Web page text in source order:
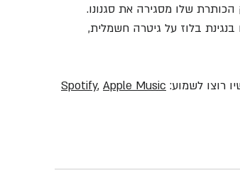
שלו מסגירה את סגנונו.
בלוז על גיטרה חשמלית,
רוצו לשמוע: Spotify, Apple Music